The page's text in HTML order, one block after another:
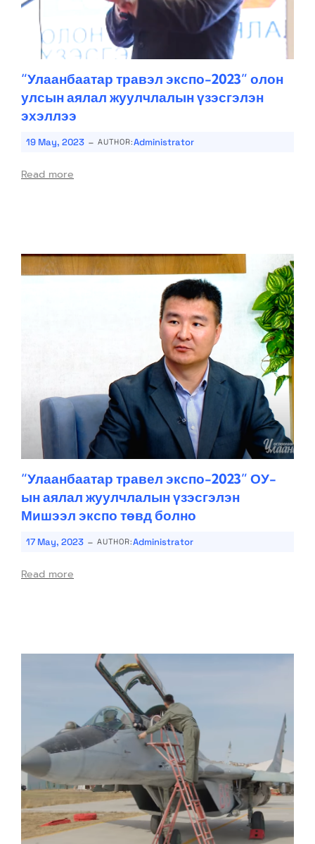
“Улаанбаатар травэл экспо-2023” олон
улсын аялал жуулчлалын үзэсгэлэн
эхэллээ
19 May, 2023 - AUTHOR:Administrator
Read more
“Улаанбаатар травел экспо-2023” ОУ-
ын аялал жуулчлалын үзэсгэлэн
Мишээл экспо төвд болно
17 May, 2023 - AUTHOR:Administrator
Read more